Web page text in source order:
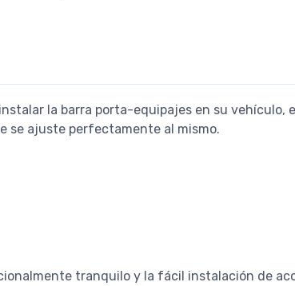
la barra porta-equipajes en su vehículo,
se ajuste perfectamente al mismo.
tranquilo y la fácil instalación de